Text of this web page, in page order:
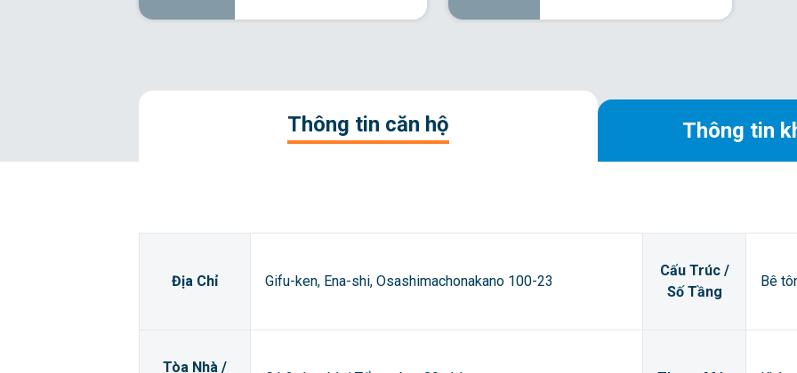
Thông tin căn hộ Thông tin
Địa Chỉ Gifu-ken, Ena-shi, Osashimachonakano 100-23
Cấu Trúc /
Số Tầng
Bê
Tòa Nhà /